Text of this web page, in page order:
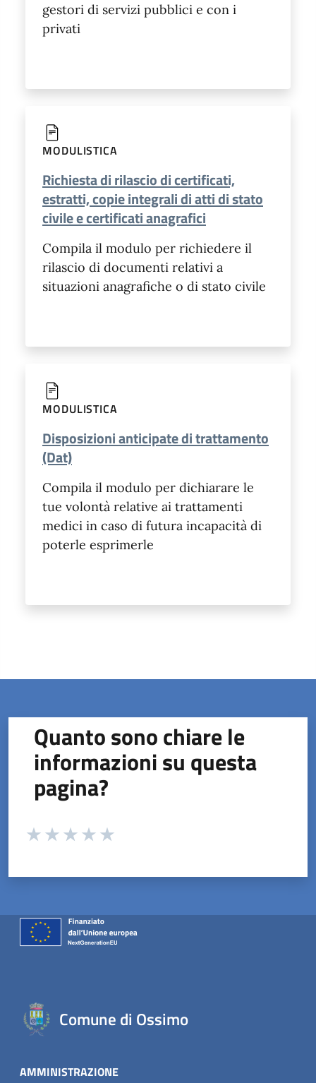
gestori di servizi pubblici e con i
privati
MODULISTICA
Richiesta di rilascio di certificati,
estratti, copie integrali di atti di stato
civile e certificati anagrafici
Compila il modulo per richiedere il
rilascio di documenti relativi a
situazioni anagrafiche o di stato civile
MODULISTICA
Disposizioni anticipate di trattamento
(Dat)
Compila il modulo per dichiarare le
tue volontà relative ai trattamenti
medici in caso di futura incapacità di
poterle esprimerle
Quanto sono chiare le
informazioni su questa
pagina?
Valuta da 1 a 5 stelle la pagina
Comune di Ossimo
AMMINISTRAZIONE